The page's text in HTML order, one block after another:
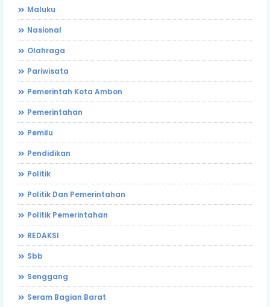
Maluku
Nasional
Olahraga
Pariwisata
Pemerintah Kota Ambon
Pemerintahan
Pemilu
Pendidikan
Politik
Politik Dan Pemerintahan
Politik Pemerintahan
REDAKSI
Sbb
Senggang
Seram Bagian Barat